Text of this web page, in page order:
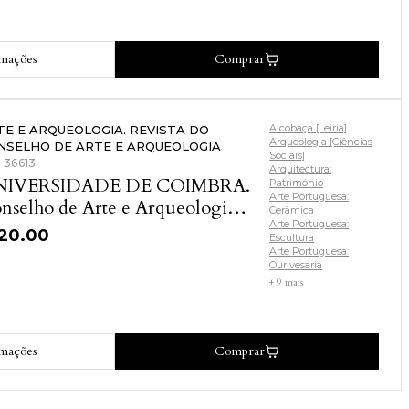
Comprar
E ARQUEOLOGIA. REVISTA DO
DE ARTE E ARQUEOLOGIA
36613
DE COIMBRA.
de Arte e Arqueologia
Circunscrição
Alcobaça [Leiria]
Arqueologia [Ciências
Sociais]
Arquitectura:
Património
Arte Portuguesa:
Cerâmica
Arte Portuguesa:
Escultura
Arte Portuguesa:
Ourivesaria
+ 9 mais
Comprar